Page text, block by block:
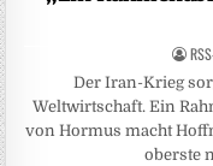
Der Iran-Krieg
Weltwirtschaft. Ein
von Hormus macht
oberste